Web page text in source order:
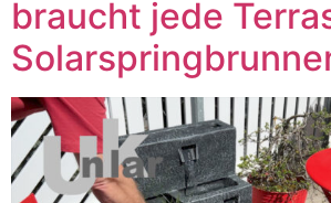
braucht jede